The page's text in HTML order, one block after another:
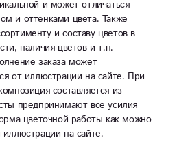
и может отличаться
и оттенками цвета. Также
и составу цветов в
наличия цветов и т.п.
заказа может
от иллюстрации на сайте. При
составляется из
предпринимают все усилия
цветочной работы как можно
иллюстрации на сайте.